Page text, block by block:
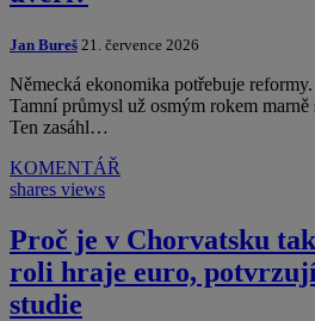
Jan Bureš 21. července 2026
Německá ekonomika potřebuje
Tamní průmysl už osmým rokem marně
Ten zasáhl…
KOMENTÁŘ
shares views
Proč je v Chorvatsku
roli hraje euro,
studie